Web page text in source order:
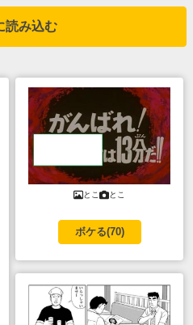
読み込む
とこ とこ
ボケる(70)